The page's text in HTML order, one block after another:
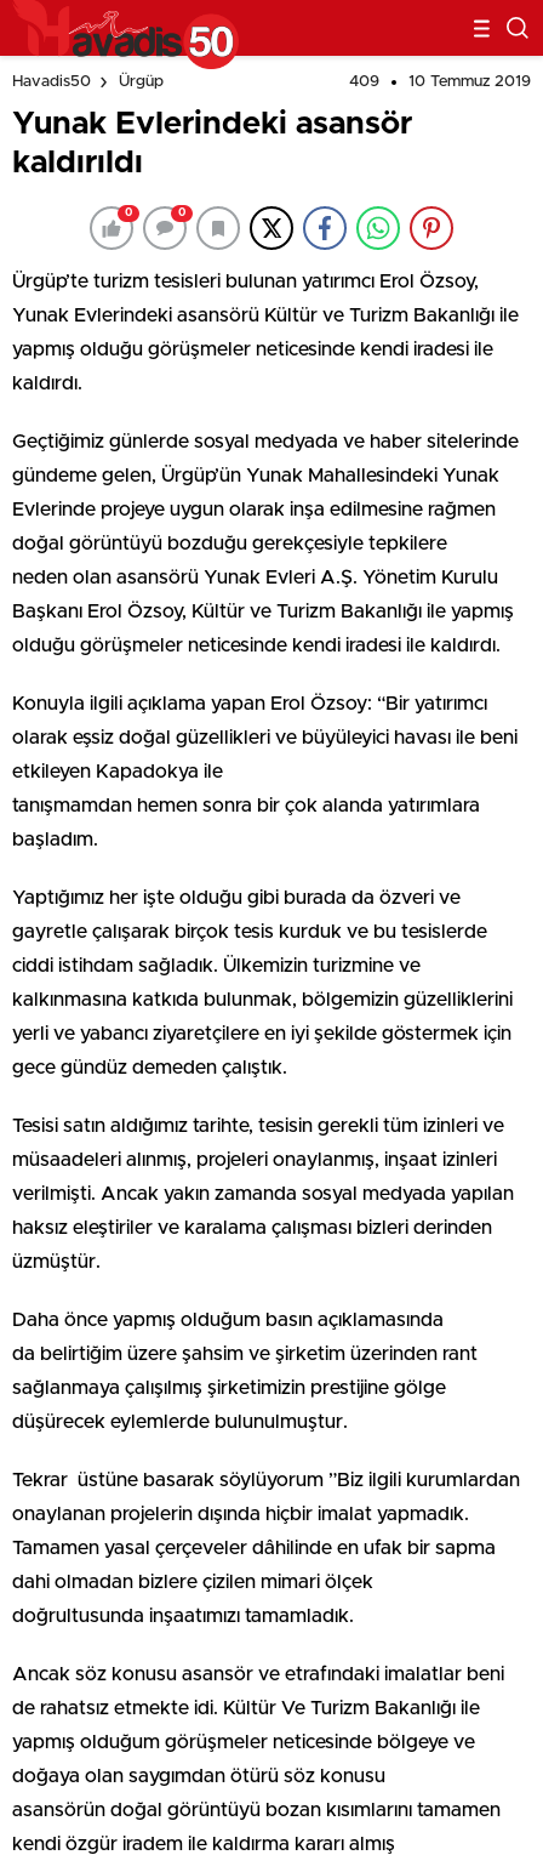
Havadis50 Ürgüp 409 10 Temmuz 2019
Yunak Evlerindeki asansör
kaldırıldı
0 0
Ürgüp’te turizm tesisleri bulunan yatırımcı Erol Özsoy,
Yunak Evlerindeki asansörü Kültür ve Turizm Bakanlığı ile
yapmış olduğu görüşmeler neticesinde kendi iradesi ile
kaldırdı.
Geçtiğimiz günlerde sosyal medyada ve haber sitelerinde
gündeme gelen, Ürgüp’ün Yunak Mahallesindeki Yunak
Evlerinde projeye uygun olarak inşa edilmesine rağmen
doğal görüntüyü bozduğu gerekçesiyle tepkilere
neden olan asansörü Yunak Evleri A.Ş. Yönetim Kurulu
Başkanı Erol Özsoy, Kültür ve Turizm Bakanlığı ile yapmış
olduğu görüşmeler neticesinde kendi iradesi ile kaldırdı.
Konuyla ilgili açıklama yapan Erol Özsoy: “Bir yatırımcı
olarak eşsiz doğal güzellikleri ve büyüleyici havası ile beni
etkileyen Kapadokya ile
tanışmamdan hemen sonra bir çok alanda yatırımlara
başladım.
Yaptığımız her işte olduğu gibi burada da özveri ve
gayretle çalışarak birçok tesis kurduk ve bu tesislerde
ciddi istihdam sağladık. Ülkemizin turizmine ve
kalkınmasına katkıda bulunmak, bölgemizin güzelliklerini
yerli ve yabancı ziyaretçilere en iyi şekilde göstermek için
gece gündüz demeden çalıştık.
Tesisi satın aldığımız tarihte, tesisin gerekli tüm izinleri ve
müsaadeleri alınmış, projeleri onaylanmış, inşaat izinleri
verilmişti. Ancak yakın zamanda sosyal medyada yapılan
haksız eleştiriler ve karalama çalışması bizleri derinden
üzmüştür.
Daha önce yapmış olduğum basın açıklamasında
da belirtiğim üzere şahsim ve şirketim üzerinden rant
sağlanmaya çalışılmış şirketimizin prestijine gölge
düşürecek eylemlerde bulunulmuştur.
Tekrar üstüne basarak söylüyorum ”Biz ilgili kurumlardan
onaylanan projelerin dışında hiçbir imalat yapmadık.
Tamamen yasal çerçeveler dâhilinde en ufak bir sapma
dahi olmadan bizlere çizilen mimari ölçek
doğrultusunda inşaatımızı tamamladık.
Ancak söz konusu asansör ve etrafındaki imalatlar beni
de rahatsız etmekte idi. Kültür Ve Turizm Bakanlığı ile
yapmış olduğum görüşmeler neticesinde bölgeye ve
doğaya olan saygımdan ötürü söz konusu
asansörün doğal görüntüyü bozan kısımlarını tamamen
kendi özgür iradem ile kaldırma kararı almış